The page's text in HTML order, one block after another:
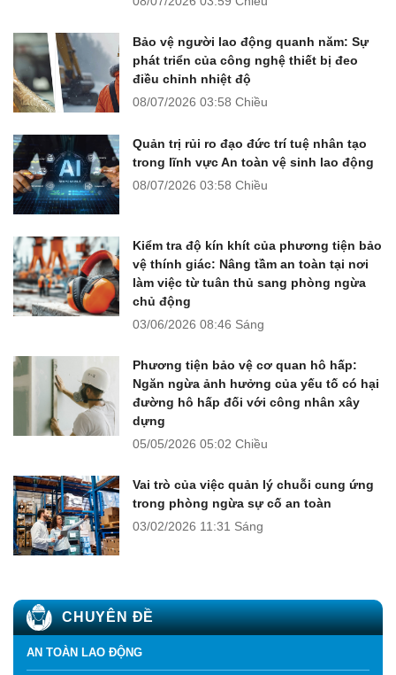
Bảo vệ người lao động quanh năm: Sự
phát triển của công nghệ thiết bị đeo
điều chỉnh nhiệt độ
08/07/2026 03:58 Chiều
Quản trị rủi ro đạo đức trí tuệ nhân tạo
trong lĩnh vực An toàn vệ sinh lao động
08/07/2026 03:58 Chiều
Kiểm tra độ kín khít của phương tiện bảo
vệ thính giác: Nâng tầm an toàn tại nơi
làm việc từ tuân thủ sang phòng ngừa
chủ động
03/06/2026 08:46 Sáng
Phương tiện bảo vệ cơ quan hô hấp:
Ngăn ngừa ảnh hưởng của yếu tố có hại
đường hô hấp đối với công nhân xây
dựng
05/05/2026 05:02 Chiều
Vai trò của việc quản lý chuỗi cung ứng
trong phòng ngừa sự cố an toàn
03/02/2026 11:31 Sáng
CHUYÊN ĐỀ
AN TOÀN LAO ĐỘNG